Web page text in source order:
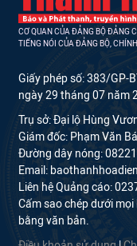
CƠ QUAN CỦA ĐẢNG BỘ ĐẢNG
TIẾNG NÓI CỦA ĐẢNG BỘ,
Giấy phép số: 383/GP-
ngày 29 tháng 07 năm
Trụ sở: Đại lộ Hùng
Giám đốc: Phạm Văn
Đường dây nóng:
Email:
Liên hệ Quảng cáo:
Cấm sao chép dưới
bằng văn bản.